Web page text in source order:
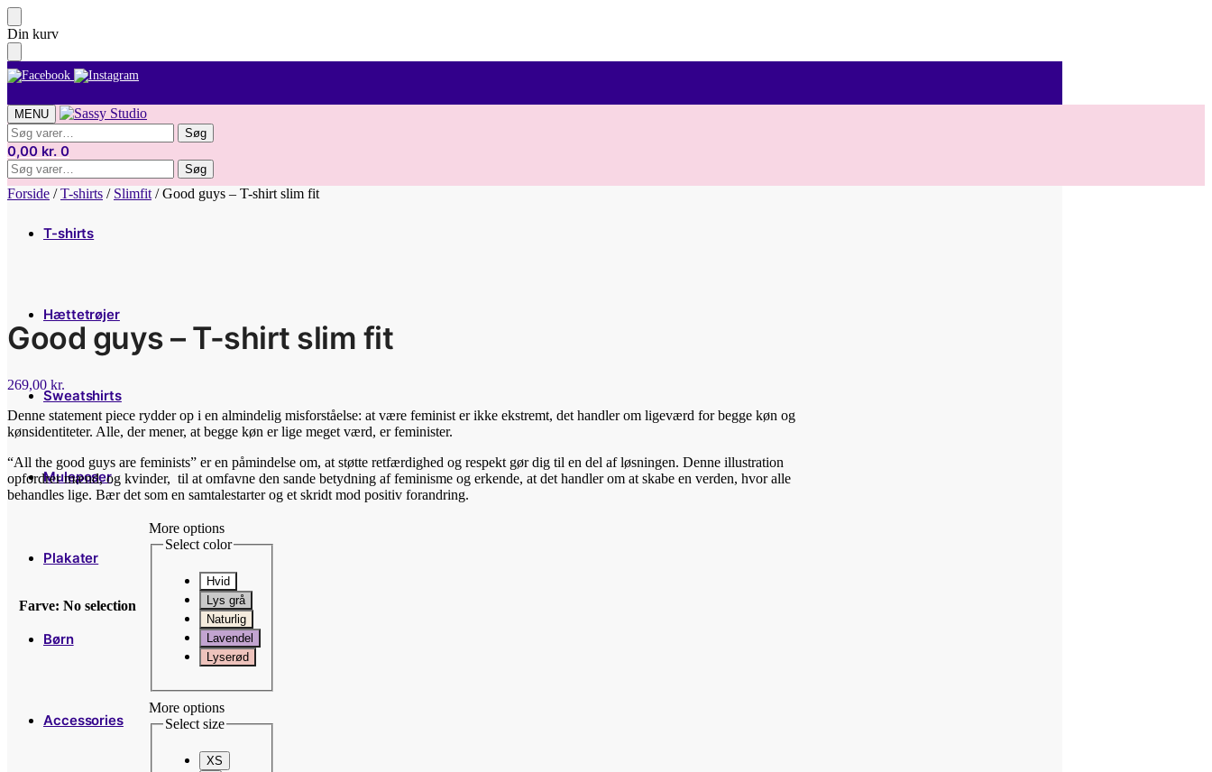
Skip
to
navigation
Skip
to
content
Din kurv
MENU
Søg
efter:
Søg
0,00 kr. 0
Søg
efter:
Søg
T-shirts
Hættetrøjer
Sweatshirts
Muleposer
Plakater
Børn
Accessories
Forside /T-shirts / Slimfit /Good guys – T-shirt slim fit
Good guys – T-shirt slim fit
269,00 kr.
Denne statement piece rydder op i en almindelig misforståelse: at være feminist er ikke ekstremt, det handler om ligeværd for begge køn og
kønsidentiteter. Alle, der mener, at begge køn er lige meget værd, er feminister.
“All the good guys are feminists” er en påmindelse om, at støtte retfærdighed og respekt gør dig til en del af løsningen. Denne illustration
opfordrer mænd, og kvinder, til at omfavne den sande betydning af feminisme og erkende, at det handler om at skabe en verden, hvor alle
behandles lige. Bær det som en samtalestarter og et skridt mod positiv forandring.
Farve: No selection
More options
Select color
Hvid
Lys grå
Naturlig
Lavendel
Lyserød
More options
Select size
XS